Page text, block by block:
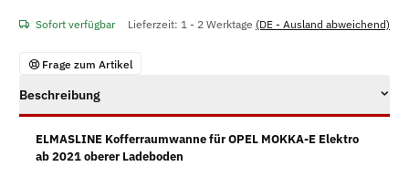
Sofort verfügbar Lieferzeit: 1 - 2 Werktage (DE - Ausland abweichend)
Frage zum Artikel
Beschreibung
ELMASLINE Kofferraumwanne für OPEL MOKKA-E Elektro
ab 2021 oberer Ladeboden